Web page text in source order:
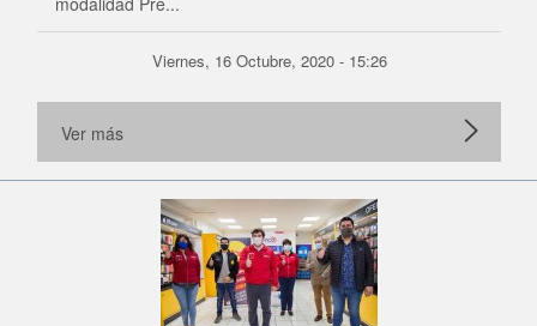
Viernes, 16 Octubre, 2020 - 15:26
Ver más